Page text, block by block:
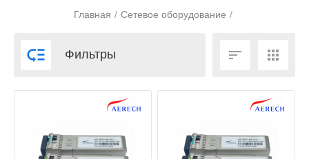
Главная / Сетевое оборудование /
 Фильтры  